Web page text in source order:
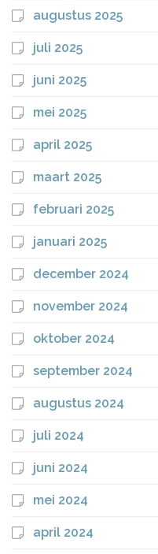
augustus 2025
juli 2025
juni 2025
mei 2025
april 2025
maart 2025
februari 2025
januari 2025
december 2024
november 2024
oktober 2024
september 2024
augustus 2024
juli 2024
juni 2024
mei 2024
april 2024